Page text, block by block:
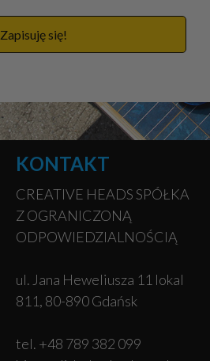
Zapisuję się!
KONTAKT
CREATIVE HEADS SPÓŁKA
Z OGRANICZONĄ
ODPOWIEDZIALNOŚCIĄ
ul. Jana Heweliusza 11 lokal
811, 80-890 Gdańsk
tel. +48 789 382 099